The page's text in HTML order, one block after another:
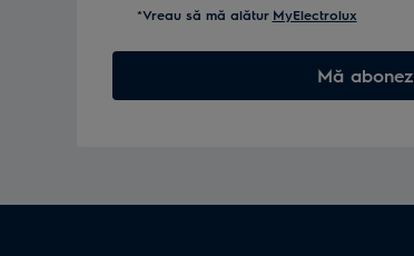
*Vreau să mă alătur MyElectrolux
Mă abonez